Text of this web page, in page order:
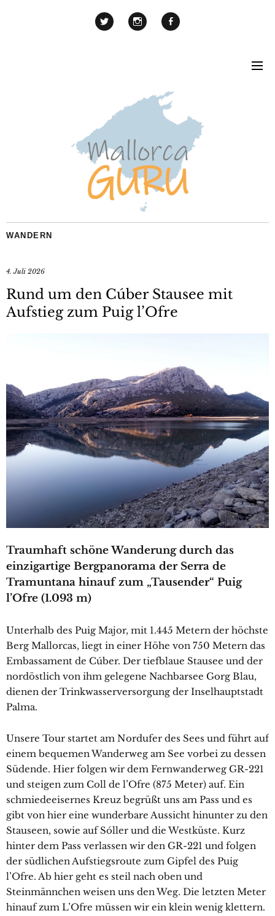
WANDERN
4. Juli 2026
Rund um den Cúber Stausee mit
Aufstieg zum Puig l’Ofre
Traumhaft schöne Wanderung durch das
einzigartige Bergpanorama der Serra de
Tramuntana hinauf zum „Tausender“ Puig
l’Ofre (1.093 m)
Unterhalb des Puig Major, mit 1.445 Metern der höchste
Berg Mallorcas, liegt in einer Höhe von 750 Metern das
Embassament de Cúber. Der tiefblaue Stausee und der
nordöstlich von ihm gelegene Nachbarsee Gorg Blau,
dienen der Trinkwasserversorgung der Inselhauptstadt
Palma.
Unsere Tour startet am Nordufer des Sees und führt auf
einem bequemen Wanderweg am See vorbei zu dessen
Südende. Hier folgen wir dem Fernwanderweg GR-221
und steigen zum Coll de l’Ofre (875 Meter) auf. Ein
schmiedeeisernes Kreuz begrüßt uns am Pass und es
gibt von hier eine wunderbare Aussicht hinunter zu den
Stauseen, sowie auf Sóller und die Westküste. Kurz
hinter dem Pass verlassen wir den GR-221 und folgen
der südlichen Aufstiegsroute zum Gipfel des Puig
l’Ofre. Ab hier geht es steil nach oben und
Steinmännchen weisen uns den Weg. Die letzten Meter
hinauf zum L’Ofre müssen wir ein klein wenig klettern.